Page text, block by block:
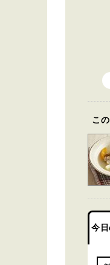
こ
今